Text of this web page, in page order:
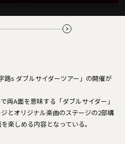
路s ダブルサイダーツアー」の開催が
両A面を意味する「ダブルサイダー」
とオリジナル楽曲のステージの2部構
楽しめる内容となっている。